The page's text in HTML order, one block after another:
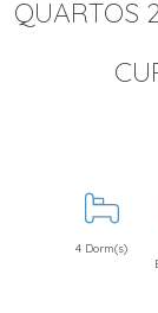
QUARTOS
4 Dorm(s)